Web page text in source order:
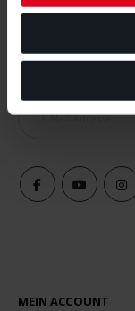
NEWSLETTER
Mit unserem
was News, Tipps
MEIN ACCOUNT